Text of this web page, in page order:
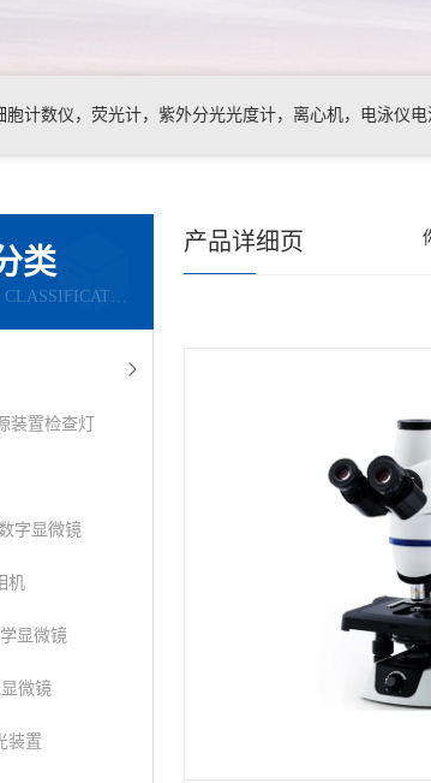
胞计数仪，荧光计，紫外分光光度计，离心机，电泳仪
类
PRODUCT CLASSIFICATION
装置检查灯
字显微镜
机
显微镜
微镜
装置
产品详细页